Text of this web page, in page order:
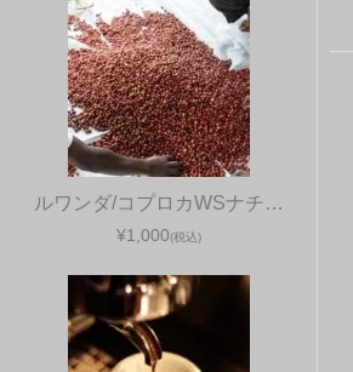
ルワンダ/コプロカWSナチ…
¥1,000(税込)